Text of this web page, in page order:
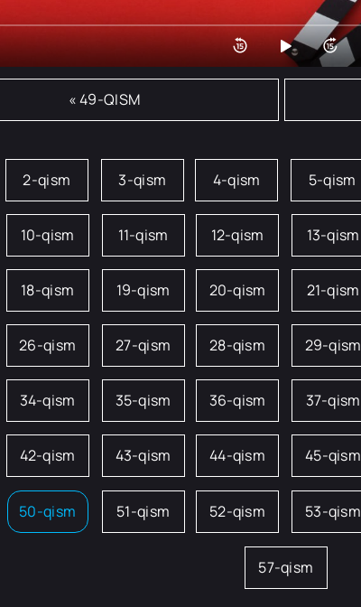
« 49-QISM
2-qism 3-qism 4-qism 5-qism
10-qism 11-qism 12-qism 13-qism
18-qism 19-qism 20-qism 21-qism
26-qism 27-qism 28-qism 29-qism
34-qism 35-qism 36-qism 37-qism
42-qism 43-qism 44-qism 45-qism
50-qism 51-qism 52-qism 53-qism
57-qism